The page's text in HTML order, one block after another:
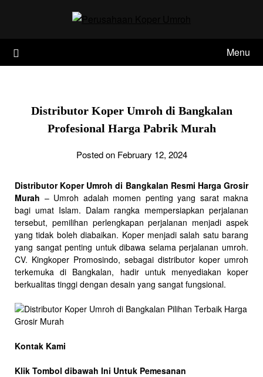
Menu
Distributor Koper Umroh di Bangkalan
Profesional Harga Pabrik Murah
Posted on February 12, 2024
Distributor Koper Umroh di Bangkalan Resmi Harga Grosir
Murah – Umroh adalah momen penting yang sarat makna
bagi umat Islam. Dalam rangka mempersiapkan perjalanan
tersebut, pemilihan perlengkapan perjalanan menjadi aspek
yang tidak boleh diabaikan. Koper menjadi salah satu barang
yang sangat penting untuk dibawa selama perjalanan umroh.
CV. Kingkoper Promosindo, sebagai distributor koper umroh
terkemuka di Bangkalan, hadir untuk menyediakan koper
berkualitas tinggi dengan desain yang sangat fungsional.
Kontak Kami
Klik Tombol dibawah Ini Untuk Pemesanan